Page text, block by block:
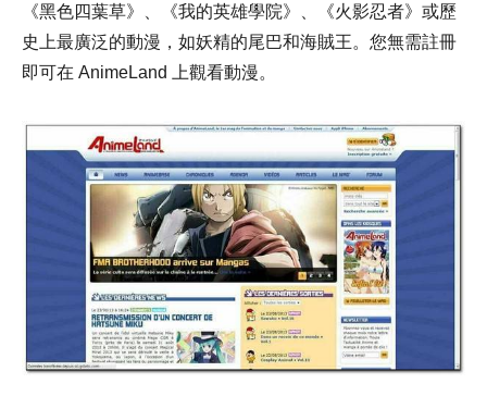
《黑色四葉草》、《我的英雄學院》、《火影忍者》或歷
史上最廣泛的動漫，如妖精的尾巴和海賊王。您無需註冊
即可在 AnimeLand 上觀看動漫。